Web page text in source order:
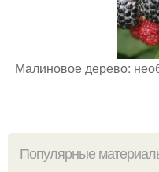
Малиновое дерево:
Популярные